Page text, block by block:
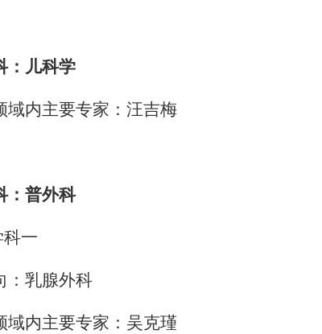
：儿科学
域内主要专家：汪吉梅
：普外科
科一
：乳腺外科
域内主要专家：吴克瑾